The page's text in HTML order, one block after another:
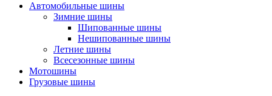
Автомобильные шины
Зимние шины
Шипованные шины
Нешипованные шины
Летние шины
Всесезонные шины
Мотошины
Грузовые шины